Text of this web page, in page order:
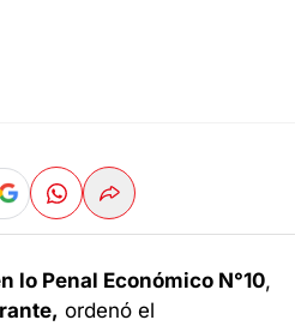
lo Penal Económico N°10,
ordenó el